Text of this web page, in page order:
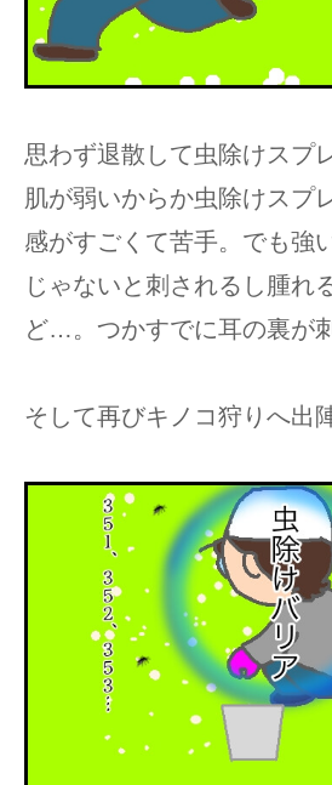
思わず退散して虫除けスプ
肌が弱いからか虫除けスプ
感がすごくて苦手。でも強
じゃないと刺されるし腫れ
ど…。つかすでに耳の裏が
そして再びキノコ狩りへ出